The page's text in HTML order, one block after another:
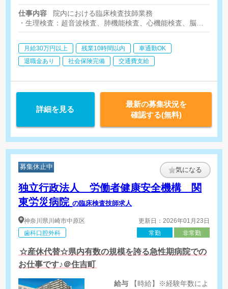
外10時間した場合） [その他
手当] 夜勤手当:8,000円/回 住
支給 上限30,000円） 非常
勤 【時給】※ご経験によって
変動
仕事内容
院内における臨床検査技師業務
・生理検査：超音波検査、肺機能検査、心機能検査、脳波、心電
・検体検査：生化学、免疫、血液、一般検査、輸血、PCR、採血
・病理検査
・内視鏡検査
月給30万円以上 残業10時間以内
車通勤OK
退職金あり
社会保険完備 交通費支給
詳細を見る
最新の募集状況を
確認する(無料)
募集休止中 気になる
独立行政法人 労働者健康安全機構 関
東労災病院の臨床検査技師求人
神奈川県 川崎市中原区
歯科口腔外科
更新日：2026年01月23日
常勤
非常勤
☆産休代替☆県内有数の規模を誇る急性期病院での
お仕事です♪＠住吉町
給与